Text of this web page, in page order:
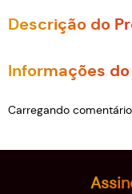
Descrição do
Informações
Carregando